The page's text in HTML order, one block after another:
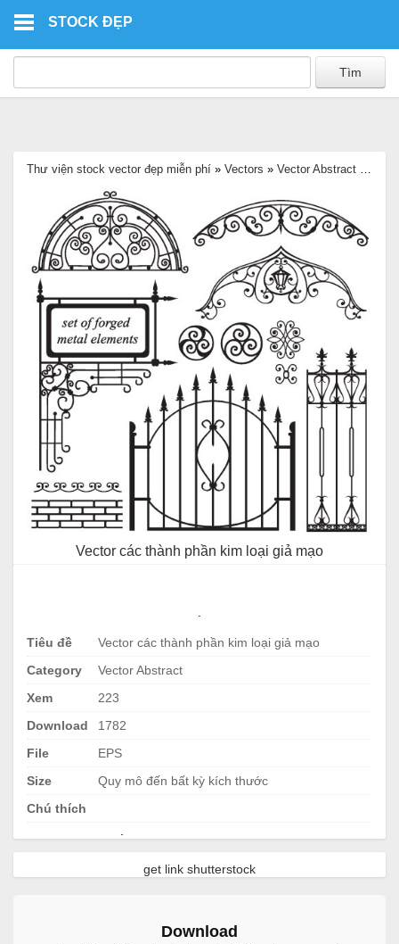
STOCK ĐẸP
Thư viện stock vector đẹp miễn phí » Vectors » Vector Abstract
Vector các thành phần kim loại giả mạo
Tiêu đề
Vector các thành phần kim loại giả mạo
Category
Vector Abstract
Xem
223
Download
1782
File
EPS
Size
Quy mô đến bất kỳ kích thước
Chú thích
get link shutterstock
Download